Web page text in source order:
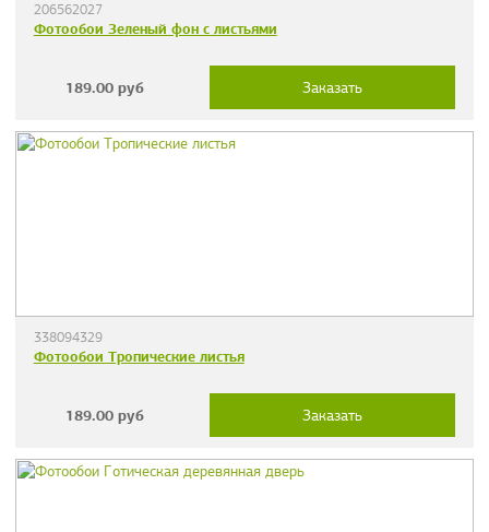
206562027
Фотообои Зеленый фон с листьями
189.00 руб Заказать
338094329
Фотообои Тропические листья
189.00 руб Заказать